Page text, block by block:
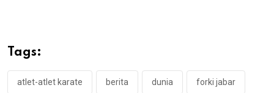
Tags:
atlet-atlet karate berita dunia forki jabar